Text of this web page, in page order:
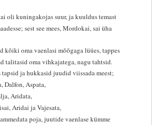
oli kuningakojas suur, ja kuuldus temast
sest see mees, Mordokai, sai üha
kõiki oma vaenlasi mõõgaga lüües, tappes
talitasid oma vihkajatega, nagu tahtsid.
tapsid ja hukkasid juudid viissada meest;
Dalfon, Aspata,
Aridata,
Aridai ja Vajesata,
poja, juutide vaenlase kümme